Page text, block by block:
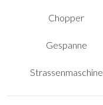
Chopper
Gespanne
Strassenmaschine